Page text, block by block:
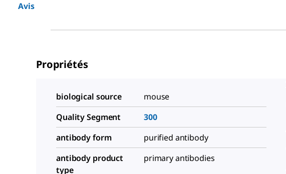
Avis
Propriétés
biological source
mouse
Quality Segment
300
antibody form
purified antibody
antibody product
type
primary antibodies